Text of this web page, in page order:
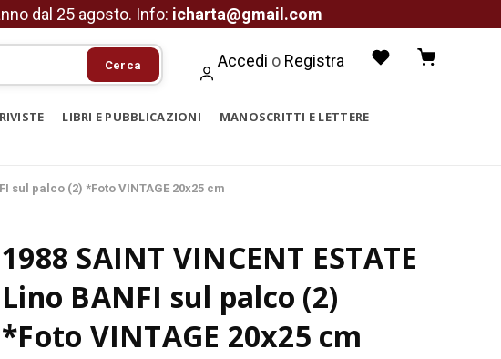
dal 25 agosto. Info: icharta@gmail.com
Cerca Accedi o Registra
LIBRI E PUBBLICAZIONI
MANOSCRITTI E LETTERE
sul palco (2) *Foto VINTAGE 20x25 cm
1988 SAINT VINCENT ESTATE
Lino BANFI sul palco (2)
*Foto VINTAGE 20x25 cm